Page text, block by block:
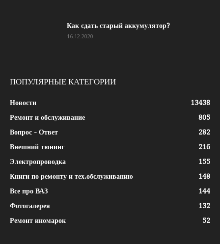
Как сдать старый аккумулятор?
16.12.2020
ПОПУЛЯРНЫЕ КАТЕГОРИИ
Новости
13438
Ремонт и обслуживание
805
Вопрос - Ответ
282
Внешний тюнинг
216
Электропроводка
155
Книги по ремонту и тех.обслуживанию
148
Все про ВАЗ
144
Фотогалерея
132
Ремонт иномарок
52